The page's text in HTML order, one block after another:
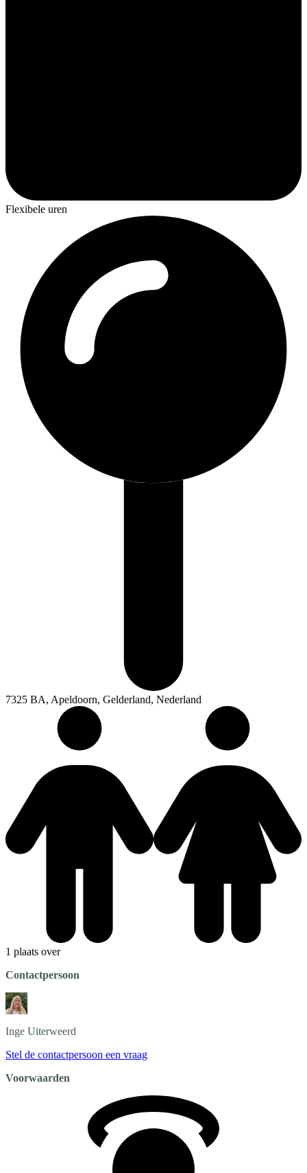
Flexibele uren
7325 BA, Apeldoorn, Gelderland, Nederland
1 plaats over
Contactpersoon
Inge Uiterweerd
Stel de contactpersoon een vraag
Voorwaarden